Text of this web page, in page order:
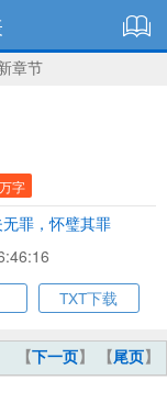
章节
字
罪，怀璧其罪
TXT下载
【下一页】 【尾页】